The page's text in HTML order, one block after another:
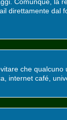
direttamente
che
internet café,